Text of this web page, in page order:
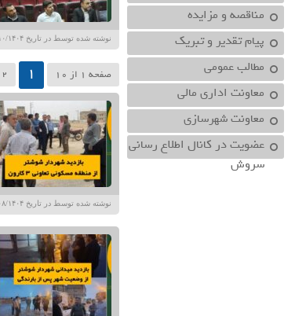
مناقصه و مزایده
پیام تقدیر و تبریک
مطالب عمومی
معاونت اداري مالي
معاونت شهرسازي
عضویت در کانال اطلاع رسانی
سروش
نوشته شده توسط در تاریخ ۰۹/۱۰/۱۴۰۴ ساعت ۱۰:۰۰ |
نوشته شده توسط در تاریخ ۲۷/۰۸/۱۴۰۴ ساعت ۱۰:۰۵ |
صفحه 1 از 10 1
2